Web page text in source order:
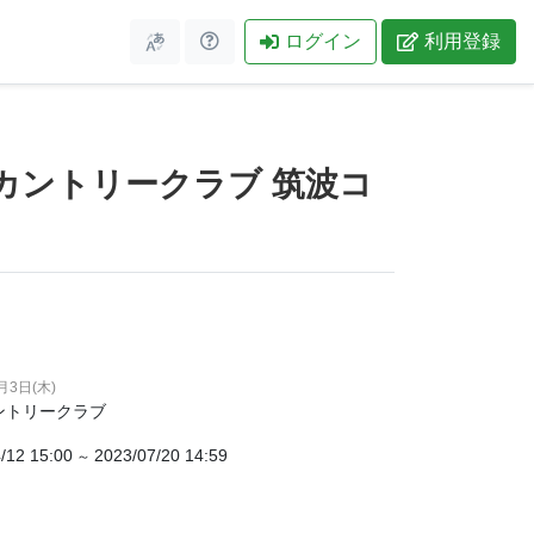
ログイン 利用登録
ントリークラブ 筑波コ
3日(木)
トリークラブ
12 15:00 ～ 2023/07/20 14:59